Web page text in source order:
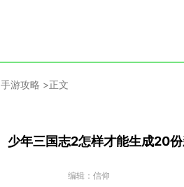
手游攻略 >正文
少年三国志2怎样才能生成20
编辑： 信仰